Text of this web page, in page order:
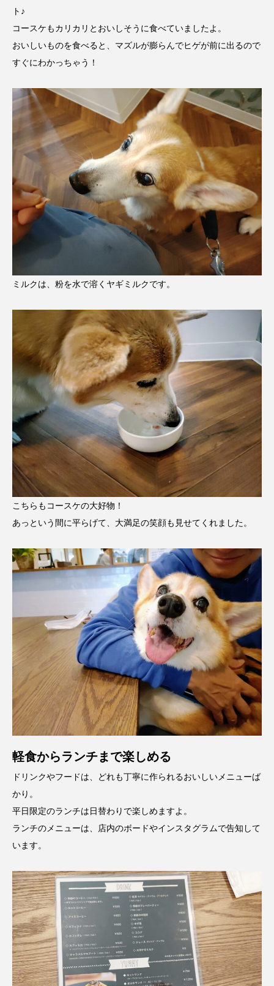
ト♪
コースケもカリカリとおいしそうに食べていましたよ。
おいしいものを食べると、マズルが膨らんでヒゲが前に出るので
すぐにわかっちゃう！
ミルクは、粉を水で溶くヤギミルクです。
こちらもコースケの大好物！
あっという間に平らげて、大満足の笑顔も見せてくれました。
軽食からランチまで楽しめる
ドリンクやフードは、どれも丁寧に作られるおいしいメニューば
かり。
平日限定のランチは日替わりで楽しめますよ。
ランチのメニューは、店内のボードやインスタグラムで告知して
います。